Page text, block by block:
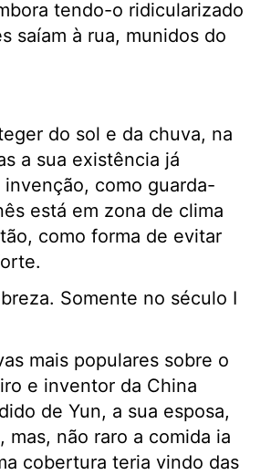
tendo-o ridicularizado
saíam à rua, munidos do
do sol e da chuva, na
a sua existência já
como guarda-
está em zona de clima
como forma de evitar
Somente no século I
mais populares sobre o
e inventor da China
de Yun, a sua esposa,
não raro a comida ia
cobertura teria vindo das